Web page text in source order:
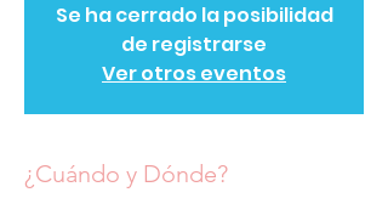
Se ha cerrado la posibilidad
de registrarse
Ver otros eventos
¿Cuándo y Dónde?